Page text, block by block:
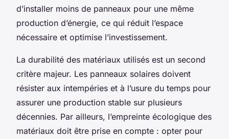
d’installer moins de panneaux pour une même
production d’énergie, ce qui réduit l’espace
nécessaire et optimise l’investissement.
La durabilité des matériaux utilisés est un second
critère majeur. Les panneaux solaires doivent
résister aux intempéries et à l’usure du temps pour
assurer une production stable sur plusieurs
décennies. Par ailleurs, l’empreinte écologique des
matériaux doit être prise en compte : opter pour